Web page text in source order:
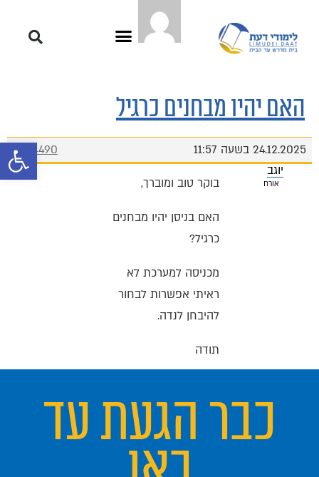
פתח
האם יהיו מבחנים כרגיל
24.12.2025 בשעה 11:57
#14490
יוגב
אורח בוקר טוב ומוברך,
האם בניסן יהיו מבחנים
כרגיל?
מכניסה למערכת לא
ראיתי אפשרות לבחור
להיבחן לנדה.
תודה
כבר הגעת עד